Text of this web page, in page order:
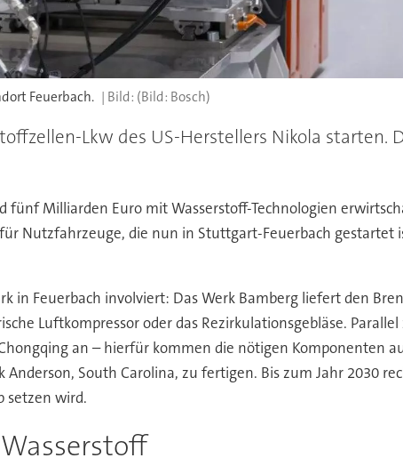
Feuerbach. (Bild: Bosch)
Lkw des US-Herstellers Nikola starten.
fünf Milliarden Euro mit Wasserstoff-Technologien
Nutzfahrzeuge, die nun in Stuttgart-Feuerbach gestartet
in Feuerbach involviert: Das Werk Bamberg liefert den
Luftkompressor oder das Rezirkulationsgebläse.
an – hierfür kommen die nötigen Komponenten
South Carolina, zu fertigen. Bis zum Jahr 2030
setzen wird.